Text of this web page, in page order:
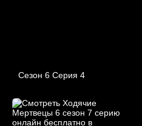
Сезон 6 Серия 4